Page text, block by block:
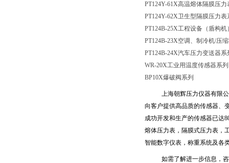
PT124Y-61X高温熔体隔膜压
PT124Y-62X卫生型隔膜压力表
PT124B-25X工程设备（盾构
PT124B-23X空调、制冷机/压
PT124B-24X汽车压力变送器系
WR-20X工业用温度传感器系列
BP10X爆破阀系列
上海朝辉压力仪器有限
向客户提供高品质的传感器、
成功开发和生产的传感器已达
熔体压力表，隔膜式压力表，
智能数字仪表，称重系统及各
如需了解进一步信息，